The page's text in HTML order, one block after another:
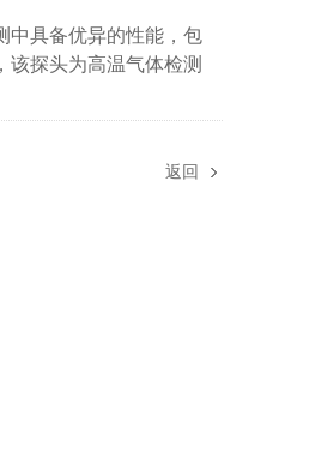
具备优异的性能，包
该探头为高温气体检测
返回